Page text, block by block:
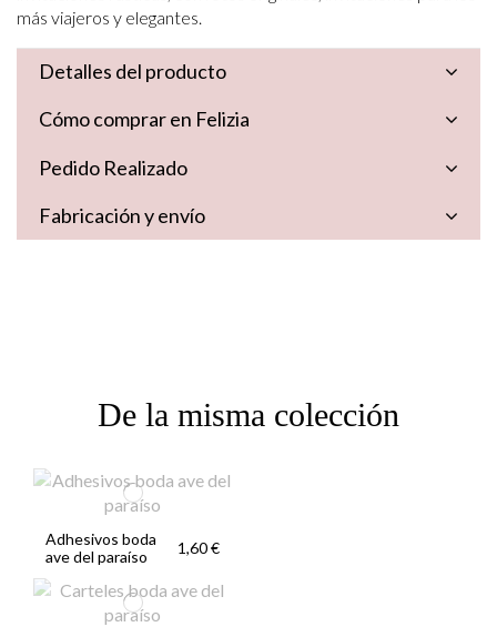
más viajeros y elegantes.
Detalles del producto
Cómo comprar en Felizia
Pedido Realizado
Fabricación y envío
De la misma colección
Adhesivos boda
ave del paraíso
1,60 €